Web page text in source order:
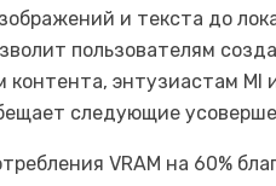
и текста до
пользователям
энтузиастам
следующие
VRAM на 60%